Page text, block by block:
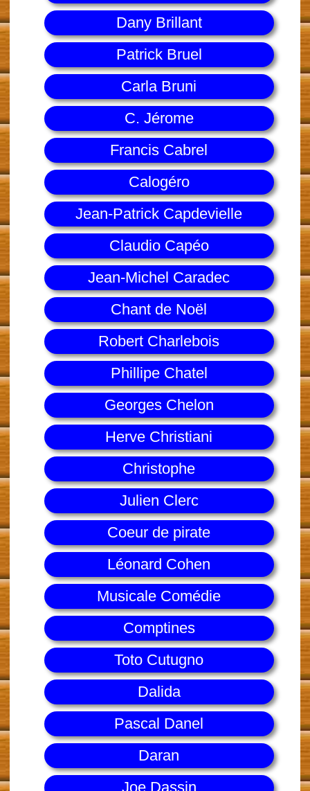
Dany Brillant
Patrick Bruel
Carla Bruni
C. Jérome
Francis Cabrel
Calogéro
Jean-Patrick Capdevielle
Claudio Capéo
Jean-Michel Caradec
Chant de Noël
Robert Charlebois
Phillipe Chatel
Georges Chelon
Herve Christiani
Christophe
Julien Clerc
Coeur de pirate
Léonard Cohen
Musicale Comédie
Comptines
Toto Cutugno
Dalida
Pascal Danel
Daran
Joe Dassin